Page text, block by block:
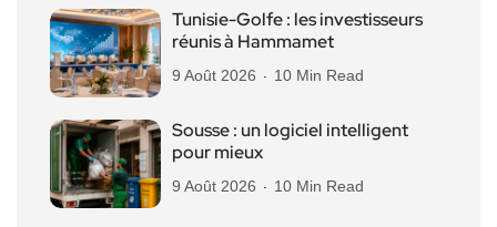
Tunisie-Golfe : les investisseurs
réunis à Hammamet
9 Août 2026 10 Min Read
Sousse : un logiciel intelligent
pour mieux
9 Août 2026 10 Min Read